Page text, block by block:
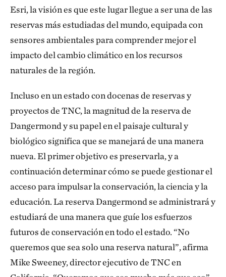
Esri, la visión es que este lugar llegue a ser una de las
reservas más estudiadas del mundo, equipada con
sensores ambientales para comprender mejor el
impacto del cambio climático en los recursos
naturales de la región.
Incluso en un estado con docenas de reservas y
proyectos de TNC, la magnitud de la reserva de
Dangermond y su papel en el paisaje cultural y
biológico significa que se manejará de una manera
nueva. El primer objetivo es preservarla, y a
continuación determinar cómo se puede gestionar el
acceso para impulsar la conservación, la ciencia y la
educación. La reserva Dangermond se administrará y
estudiará de una manera que guíe los esfuerzos
futuros de conservación en todo el estado. “No
queremos que sea solo una reserva natural”, afirma
Mike Sweeney, director ejecutivo de TNC en